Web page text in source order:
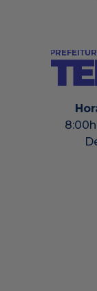
8:00h